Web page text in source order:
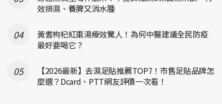
效排濕、養脾又消水腫
黃耆枸杞紅棗湯療效驚人！為何中醫建議全民防疫
最好要喝它？
【2026最新】去濕足貼推薦TOP7！市售足貼品牌怎
麼選？Dcard、PTT網友評價一次看！